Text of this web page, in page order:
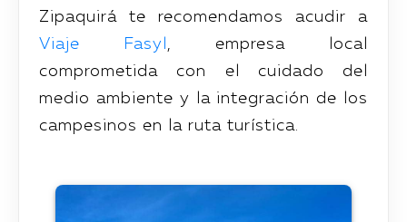
Zipaquirá te recomendamos acudir a
Viaje Fasyl
, empresa local
comprometida con el cuidado del
medio ambiente y la integración de los
campesinos en la ruta turística.